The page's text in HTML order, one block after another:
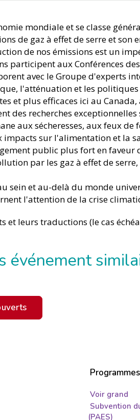
mondiale et se classe
de gaz à effet de serre et
de nos émissions est un
participent aux Conférences
avec le Groupe d'experts
l'atténuation et les
et plus efficaces ici au
des recherches
aux sécheresses, aux feux
sur l'alimentation et la
public plus fort en
par les gaz à effet de
sein et au-delà du monde
l'attention de la crise
et leurs traductions (le cas
événement
Voir grand
Subvention
(PAES)